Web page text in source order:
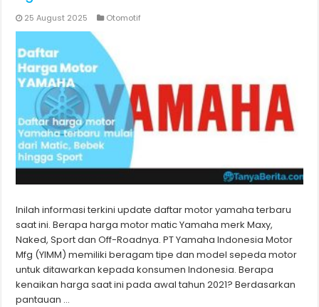
25 August 2025 Otomotif
Inilah informasi terkini update daftar motor yamaha terbaru
saat ini. Berapa harga motor matic Yamaha merk Maxy,
Naked, Sport dan Off-Roadnya. PT Yamaha Indonesia Motor
Mfg (YIMM) memiliki beragam tipe dan model sepeda motor
untuk ditawarkan kepada konsumen Indonesia. Berapa
kenaikan harga saat ini pada awal tahun 2021? Berdasarkan
pantauan …